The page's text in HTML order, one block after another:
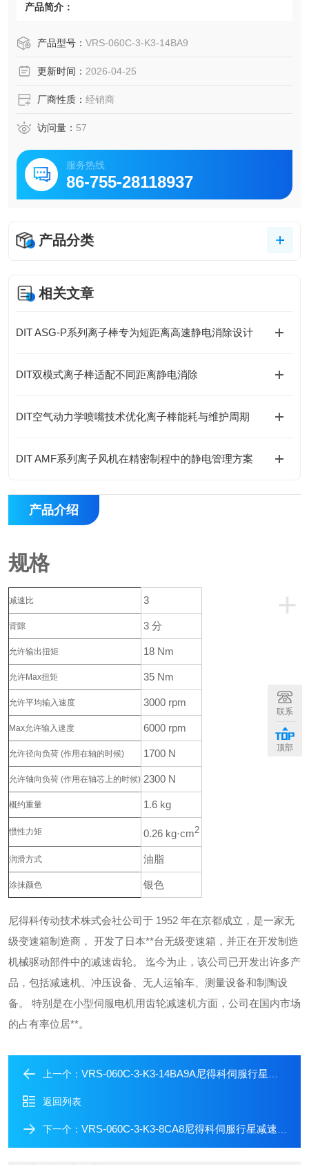
产品简介：
产品型号： VRS-060C-3-K3-14BA9
更新时间： 2026-04-25
厂商性质： 经销商
访问量： 57
服务热线
86-755-28118937
产品分类
相关文章
DIT ASG-P系列离子棒专为短距离高速静电消除设计
DIT双模式离子棒适配不同距离静电消除
DIT空气动力学喷嘴技术优化离子棒能耗与维护周期
DIT AMF系列离子风机在精密制程中的静电管理方案
产品介绍
规格
+
减速比 3
背隙 3 分
允许输出扭矩 18 Nm
允许Max扭矩 35 Nm
允许平均输入速度 3000 rpm
Max允许输入速度 6000 rpm
允许径向负荷 (作用在轴的时候) 1700 N
允许轴向负荷 (作用在轴芯上的时候) 2300 N
概约重量 1.6 kg
惯性力矩 0.26 kg·cm2
润滑方式 油脂
涂抹颜色 银色
尼得科传动技术株式会社公司于 1952 年在京都成立，是一家无
级变速箱制造商， 开发了日本**台无级变速箱，并正在开发制造
机械驱动部件中的减速齿轮。
迄今为止，该公司已开发出许多产
品，包括减速机、冲压设备、无人运输车、测量设备和制陶设
备。
特别是在小型伺服电机用齿轮减速机方面，公司在国内市场
的占有率位居**。
上一个： VRS-060C-3-K3-14BA9A尼得科伺服行星减速机/同芯轴VRS系列
返回列表
下一个： VRS-060C-3-K3-8CA8尼得科伺服行星减速机/同芯轴VRS系列
联系
顶部